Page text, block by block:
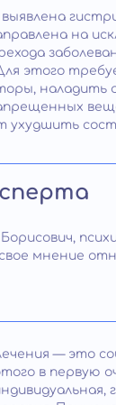
на
этого
наладить
ухудшить
мнение
— это
в первую